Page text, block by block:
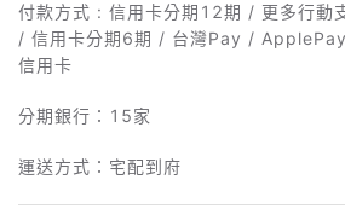
付款方式 : 信用卡分期12期 / 更多行
/ 信用卡分期6期 / 台灣Pay /
信用卡
分期銀行： 15家
運送方式：宅配到府